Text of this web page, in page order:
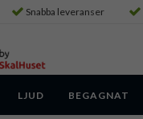
Snabba leveranser
LJUD BEGAGNAT